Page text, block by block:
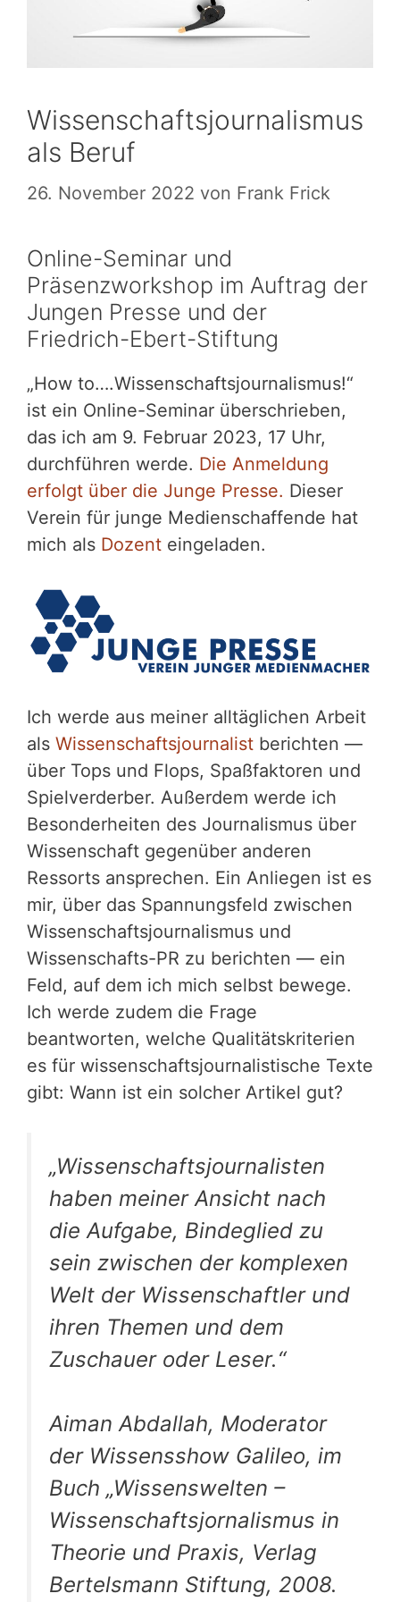
Wissenschaftsjournalismus
als Beruf
26. November 2022 von Frank Frick
Online-Seminar und
Präsenzworkshop im Auftrag der
Jungen Presse und der
Friedrich-Ebert-Stiftung
„How to….Wissenschaftsjournalismus!“
ist ein Online-Seminar überschrieben,
das ich am 9. Februar 2023, 17 Uhr,
durchführen werde. Die Anmeldung
erfolgt über die Junge Presse. Dieser
Verein für junge Medienschaffende hat
mich als Dozent eingeladen.
Ich werde aus meiner alltäglichen Arbeit
als Wissenschaftsjournalist berichten —
über Tops und Flops, Spaßfaktoren und
Spielverderber. Außerdem werde ich
Besonderheiten des Journalismus über
Wissenschaft gegenüber anderen
Ressorts ansprechen. Ein Anliegen ist es
mir, über das Spannungsfeld zwischen
Wissenschaftsjournalismus und
Wissenschafts-PR zu berichten — ein
Feld, auf dem ich mich selbst bewege.
Ich werde zudem die Frage
beantworten, welche Qualitätskriterien
es für wissenschaftsjournalistische Texte
gibt: Wann ist ein solcher Artikel gut?
„Wissenschaftsjournalisten
haben meiner Ansicht nach
die Aufgabe, Bindeglied zu
sein zwischen der komplexen
Welt der Wissenschaftler und
ihren Themen und dem
Zuschauer oder Leser.“
Aiman Abdallah, Moderator
der Wissensshow Galileo, im
Buch „Wissenswelten –
Wissenschaftsjornalismus in
Theorie und Praxis, Verlag
Bertelsmann Stiftung, 2008.